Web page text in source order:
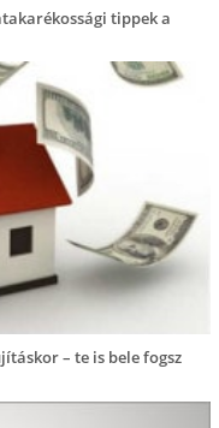
tippek a
– te is bele fogsz